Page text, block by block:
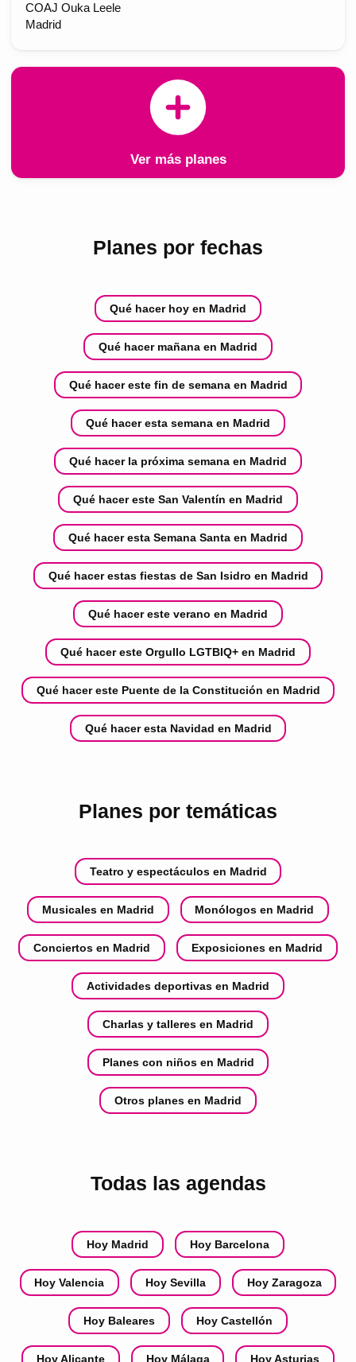
COAJ Ouka Leele
Madrid
Ver más planes
Planes por fechas
Qué hacer hoy en Madrid
Qué hacer mañana en Madrid
Qué hacer este fin de semana en Madrid
Qué hacer esta semana en Madrid
Qué hacer la próxima semana en Madrid
Qué hacer este San Valentín en Madrid
Qué hacer esta Semana Santa en Madrid
Qué hacer estas fiestas de San Isidro en Madrid
Qué hacer este verano en Madrid
Qué hacer este Orgullo LGTBIQ+ en Madrid
Qué hacer este Puente de la Constitución en Madrid
Qué hacer esta Navidad en Madrid
Planes por temáticas
Teatro y espectáculos en Madrid
Musicales en Madrid Monólogos en Madrid
Conciertos en Madrid Exposiciones en Madrid
Actividades deportivas en Madrid
Charlas y talleres en Madrid
Planes con niños en Madrid
Otros planes en Madrid
Todas las agendas
Hoy Madrid Hoy Barcelona
Hoy Valencia Hoy Sevilla Hoy Zaragoza
Hoy Baleares Hoy Castellón
Hoy Alicante Hoy Málaga Hoy Asturias